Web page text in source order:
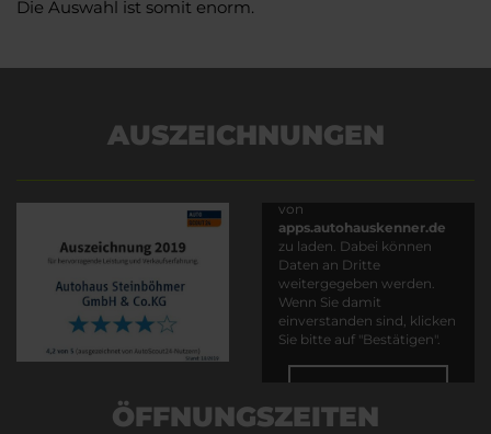
Die Auswahl ist somit enorm.
AUSZEICHNUNGEN
von
apps.autohauskenner.de
zu laden. Dabei können
Daten an Dritte
weitergegeben werden.
Wenn Sie damit
einverstanden sind, klicken
Sie bitte auf "Bestätigen".
ÖFFNUNGSZEITEN